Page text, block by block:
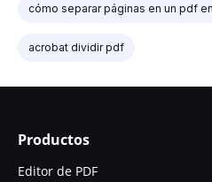
cómo separar páginas en un pdf
acrobat dividir pdf
Productos
Editor de PDF